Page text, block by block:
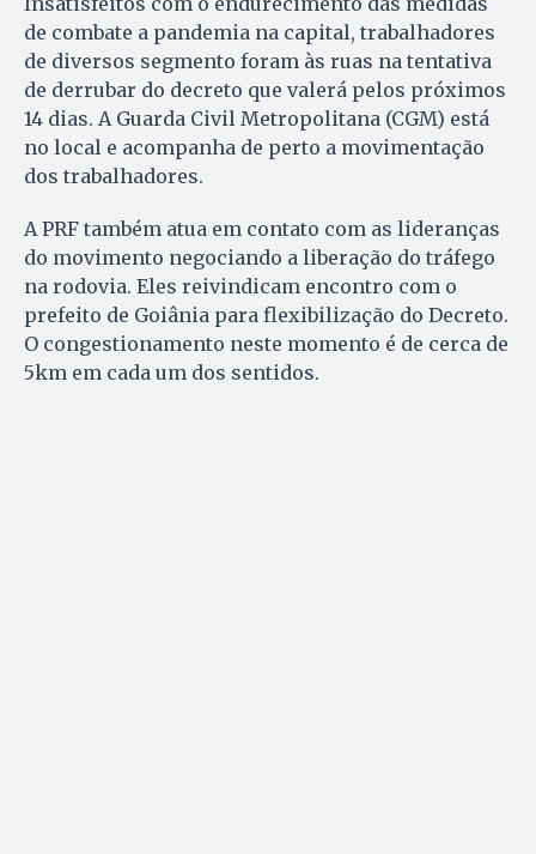
de combate a pandemia na capital, trabalhadores
de diversos segmento foram às ruas na tentativa
de derrubar do decreto que valerá pelos próximos
14 dias. A Guarda Civil Metropolitana (CGM) está
no local e acompanha de perto a movimentação
dos trabalhadores.
A PRF também atua em contato com as lideranças
do movimento negociando a liberação do tráfego
na rodovia. Eles reivindicam encontro com o
prefeito de Goiânia para flexibilização do Decreto.
O congestionamento neste momento é de cerca de
5km em cada um dos sentidos.